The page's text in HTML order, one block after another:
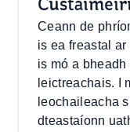
Ceann de
is ea freastal
is mó a
leictreachais. I
leochaileacha
dteastaíonn